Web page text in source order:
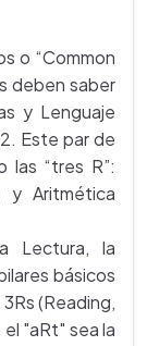
o “Common
deben saber
y Lenguaje
Este par de
las “tres R”:
y Aritmética
Lectura, la
básicos
(Reading,
"aRt" sea la